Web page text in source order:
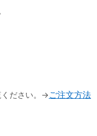
ください。→ご注文方法